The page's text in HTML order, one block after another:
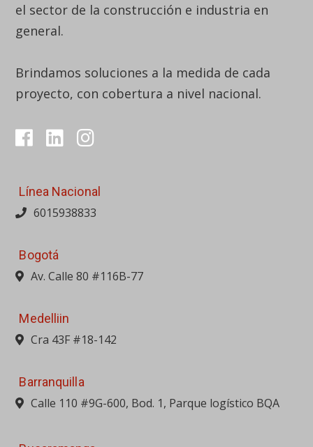
el sector de la construcción e industria en
general.
Brindamos soluciones a la medida de cada
proyecto, con cobertura a nivel nacional.
Línea Nacional
6015938833
Bogotá
Av. Calle 80 #116B-77
Medelliin
Cra 43F #18-142
Barranquilla
Calle 110 #9G-600, Bod. 1, Parque logístico BQA